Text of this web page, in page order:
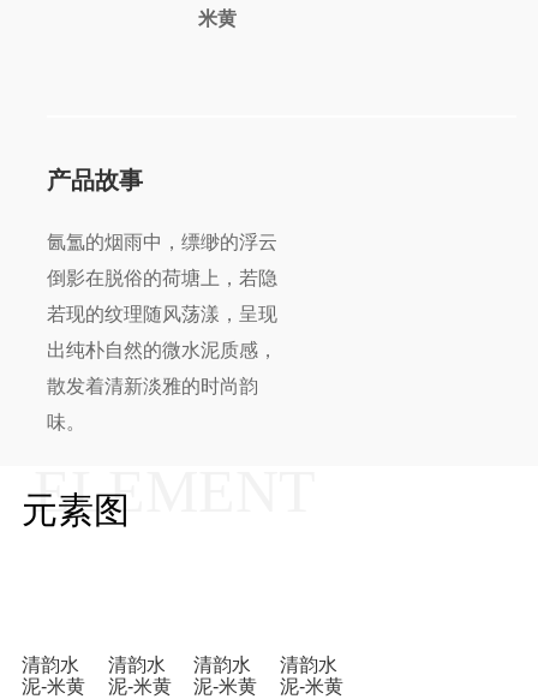
米黄
产品故事
氤氲的烟雨中，缥缈的浮云
倒影在脱俗的荷塘上，若隐
若现的纹理随风荡漾，呈现
出纯朴自然的微水泥质感，
散发着清新淡雅的时尚韵
味。
元素图
ELEMENT
清韵水
泥-米黄
清韵水
泥-米黄
清韵水
泥-米黄
清韵水
泥-米黄